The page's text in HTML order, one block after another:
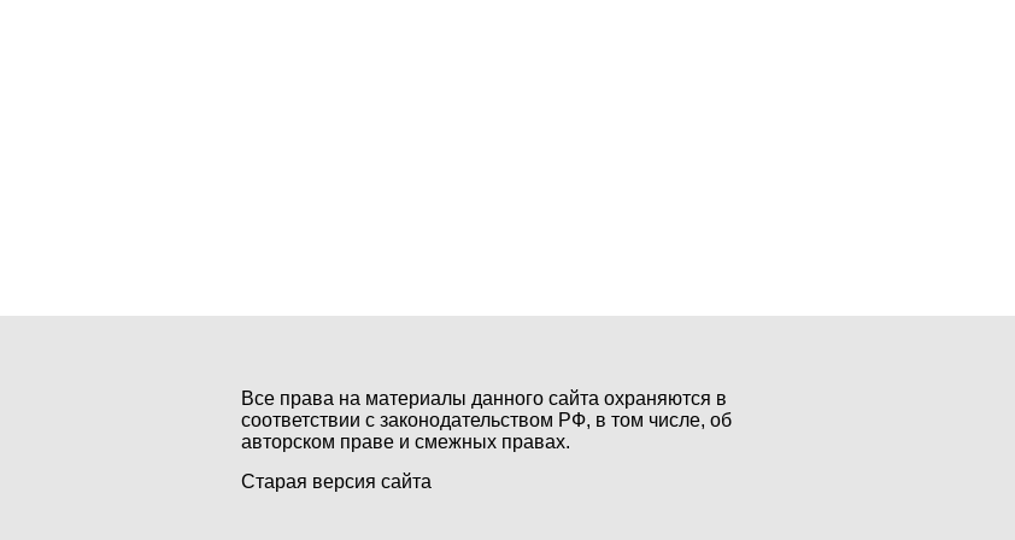
Все права на материалы данного сайта охраняются в
соответствии с законодательством РФ, в том числе, об
авторском праве и смежных правах.
Старая версия сайта